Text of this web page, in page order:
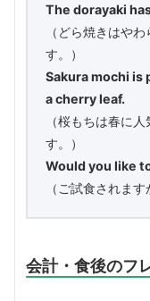
The dorayaki
（どら焼きはや
す。）
Sakura mochi is
a cherry leaf.
（桜もちは春に
す。）
Would you like
（ご試食されます
会計・食後のフ